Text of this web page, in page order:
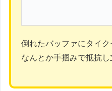
倒れたバッファにタイク
なんとか手掴みで抵抗し